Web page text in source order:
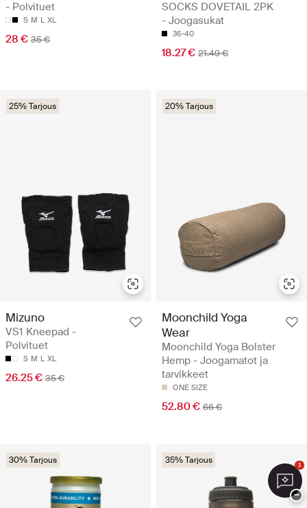
- Polvituet
S M L XL
28 € 35 €
SOCKS DOVETAIL 2PK
- Joogasukat
36-40
18.27 € 21.49 €
25% Tarjous
Mizuno
VS1 Kneepad -
Polvituet
S M L XL
26.25 € 35 €
20% Tarjous
Moonchild Yoga
Wear
Moonchild Yoga Bolster
Hemp - Joogamatot ja
tarvikkeet
ONE SIZE
52.80 € 66 €
30% Tarjous 35% Tarjous 1
−